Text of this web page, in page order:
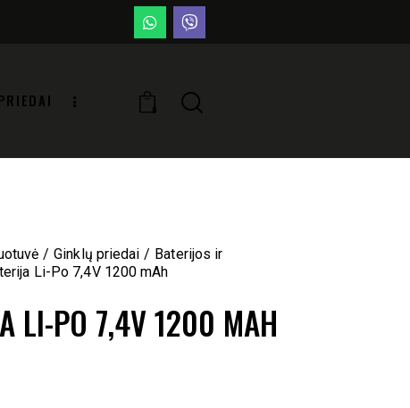
0
Ginklų priedai
Baterijos ir
Li-Po 7,4V 1200 mAh
LI-PO 7,4V 1200 MAH